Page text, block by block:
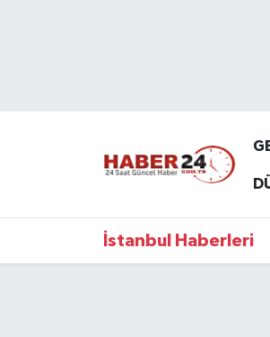
İstanbul Haberleri
Namaz Vakitleri
Süper Lig Puan Durumu ve